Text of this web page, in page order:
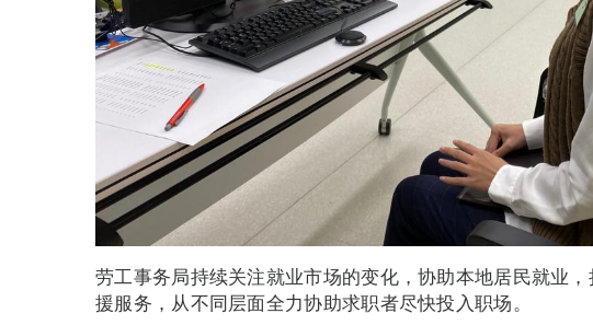
劳工事务局持续关注就业市场的变化，协助本地居民就业
援服务，从不同层面全力协助求职者尽快投入职场。